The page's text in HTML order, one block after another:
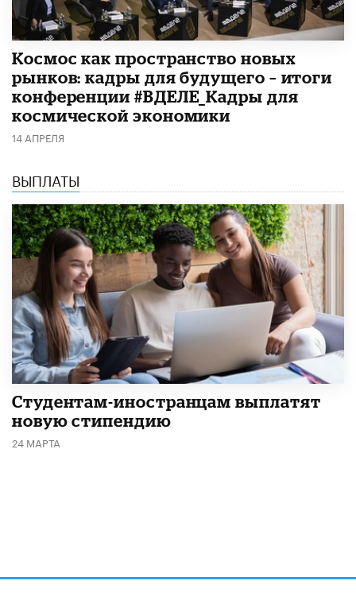
Космос как пространство новых
рынков: кадры для будущего – итоги
конференции #ВДЕЛЕ_Кадры для
космической экономики
14 АПРЕЛЯ
ВЫПЛАТЫ
Студентам-иностранцам выплатят
новую стипендию
24 МАРТА